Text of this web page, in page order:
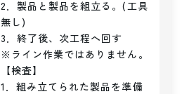
2．製品と製品を組立る。(工具
無し)
3．終了後、次工程へ回す
※ライン作業ではありません。
【検査】
1．組み立てられた製品を準備